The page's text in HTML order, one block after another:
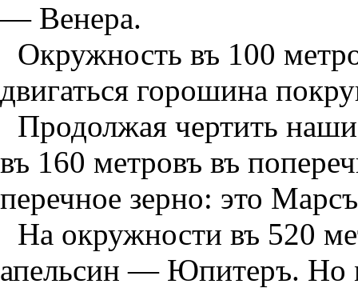
— Ве­нера.
Окружность въ 100
двигаться гороши­на
Продолжая чертить
въ 160 мет­ровъ въ
перечное зерно: это
На окружности въ 520
апельсин — Юпитеръ. Но